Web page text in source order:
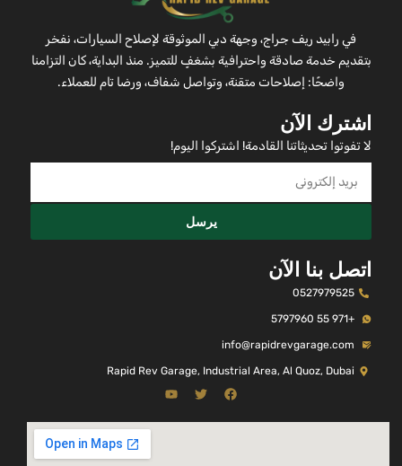
في رابيد ريف جراج، وجهة دبي الموثوقة لإصلاح السيارات، نفخر
بتقديم خدمة صادقة واحترافية بشغفٍ للتميز. منذ البداية، كان التزامنا
واضحًا: إصلاحات متقنة، وتواصل شفاف، ورضا تام للعملاء.
اشترك الآن
لا تفوتوا تحديثاتنا القادمة! اشتركوا اليوم!
يرسل
اتصل بنا الآن
0527979525
+971 55 5797960
info@rapidrevgarage.com
Rapid Rev Garage, Industrial Area, Al Quoz, Dubai